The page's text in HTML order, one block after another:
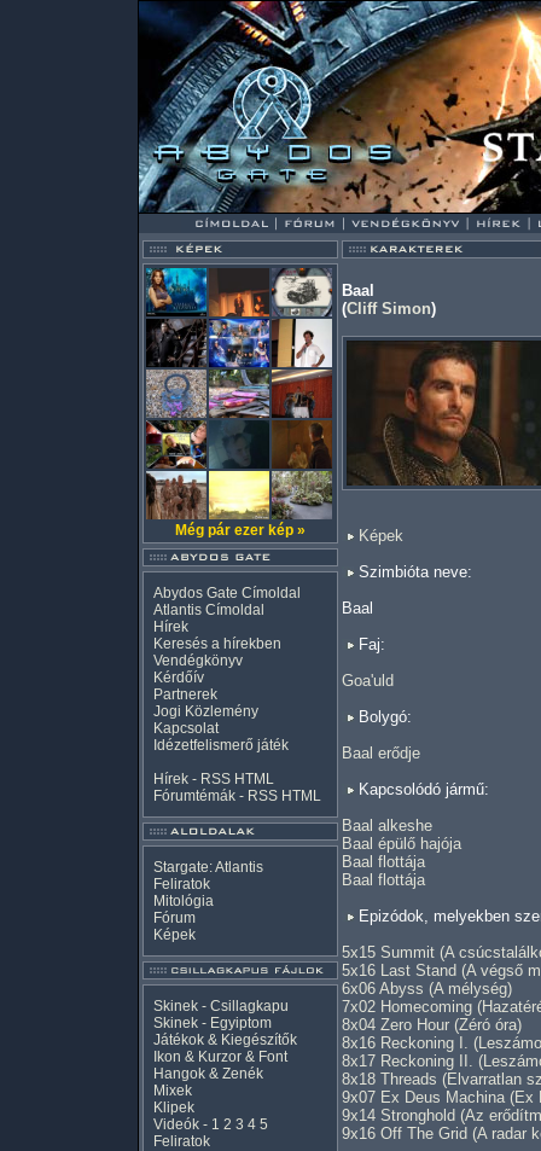
Még pár ezer kép »
Abydos Gate Címoldal
Atlantis Címoldal
Hírek
Keresés a hírekben
Vendégkönyv
Kérdőív
Partnerek
Jogi Közlemény
Kapcsolat
Idézetfelismerő játék
Hírek - RSS HTML
Fórumtémák - RSS HTML
Stargate: Atlantis
Feliratok
Mitológia
Fórum
Képek
Skinek - Csillagkapu
Skinek - Egyiptom
Játékok & Kiegészítők
Ikon & Kurzor & Font
Hangok & Zenék
Mixek
Klipek
Videók - 1 2 3 4 5
Feliratok
Baal
(Cliff Simon)
Képek
Szimbióta neve:
Baal
Faj:
Goa'uld
Bolygó:
Baal erődje
Kapcsolódó jármű:
Baal alkeshe
Baal épülő hajója
Baal flottája
Baal flottája
Epizódok, melyekben
5x15 Summit (A
5x16 Last Stand (A végső
6x06 Abyss (A mélység)
7x02 Homecoming
8x04 Zero Hour (Zéró óra)
8x16 Reckoning I.
8x17 Reckoning II.
8x18 Threads (Elvarratlan
9x07 Ex Deus Machina (Ex
9x14 Stronghold (Az
9x16 Off The Grid (A radar